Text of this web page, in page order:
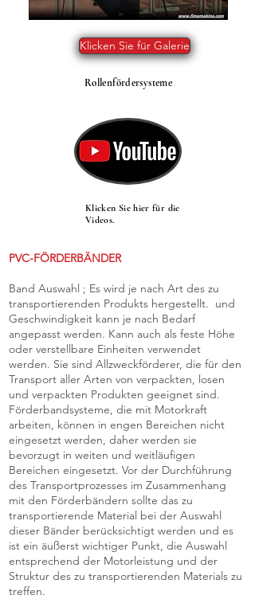
Klicken Sie für Galerie
Rollenfördersysteme
Klicken Sie hier für die
Videos.
PVC-FÖRDERBÄNDER
Band Auswahl ; Es wird je nach Art des zu
transportierenden Produkts hergestellt. und
Geschwindigkeit kann je nach Bedarf
angepasst werden. Kann auch als feste Höhe
oder verstellbare Einheiten verwendet
werden. Sie sind Allzweckförderer, die für den
Transport aller Arten von verpackten, losen
und verpackten Produkten geeignet sind.
Förderbandsysteme, die mit Motorkraft
arbeiten, können in engen Bereichen nicht
eingesetzt werden, daher werden sie
bevorzugt in weiten und weitläufigen
Bereichen eingesetzt. Vor der Durchführung
des Transportprozesses im Zusammenhang
mit den Förderbändern sollte das zu
transportierende Material bei der Auswahl
dieser Bänder berücksichtigt werden und es
ist ein äußerst wichtiger Punkt, die Auswahl
entsprechend der Motorleistung und der
Struktur des zu transportierenden Materials zu
treffen.